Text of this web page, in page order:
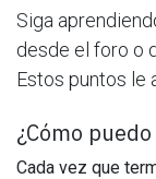
Siga
desde el foro o
Estos puntos le
¿Cómo
Cada vez que